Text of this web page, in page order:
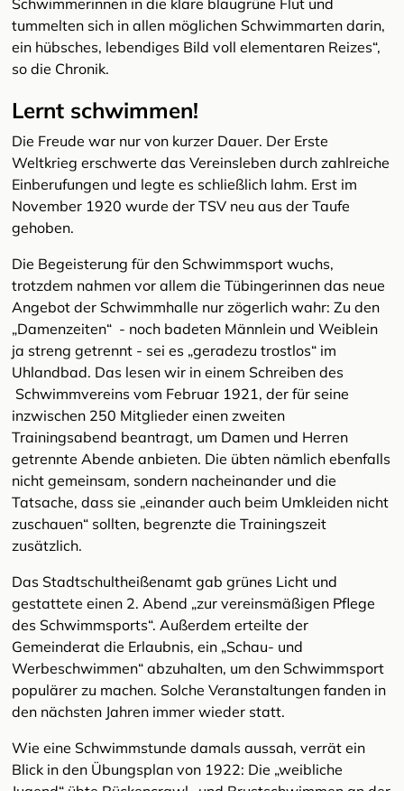
Schwimmerinnen in die klare blaugrüne Flut und
tummelten sich in allen möglichen Schwimmarten darin,
ein hübsches, lebendiges Bild voll elementaren Reizes“,
so die Chronik.
Lernt schwimmen!
Die Freude war nur von kurzer Dauer. Der Erste
Weltkrieg erschwerte das Vereinsleben durch zahlreiche
Einberufungen und legte es schließlich lahm. Erst im
November 1920 wurde der TSV neu aus der Taufe
gehoben.
Die Begeisterung für den Schwimmsport wuchs,
trotzdem nahmen vor allem die Tübingerinnen das neue
Angebot der Schwimmhalle nur zögerlich wahr: Zu den
„Damenzeiten“ - noch badeten Männlein und Weiblein
ja streng getrennt - sei es „geradezu trostlos“ im
Uhlandbad. Das lesen wir in einem Schreiben des
Schwimmvereins vom Februar 1921, der für seine
inzwischen 250 Mitglieder einen zweiten
Trainingsabend beantragt, um Damen und Herren
getrennte Abende anbieten. Die übten nämlich ebenfalls
nicht gemeinsam, sondern nacheinander und die
Tatsache, dass sie „einander auch beim Umkleiden nicht
zuschauen“ sollten, begrenzte die Trainingszeit
zusätzlich.
Das Stadtschultheißenamt gab grünes Licht und
gestattete einen 2. Abend „zur vereinsmäßigen Pflege
des Schwimmsports“. Außerdem erteilte der
Gemeinderat die Erlaubnis, ein „Schau- und
Werbeschwimmen“ abzuhalten, um den Schwimmsport
populärer zu machen. Solche Veranstaltungen fanden in
den nächsten Jahren immer wieder statt.
Wie eine Schwimmstunde damals aussah, verrät ein
Blick in den Übungsplan von 1922: Die „weibliche